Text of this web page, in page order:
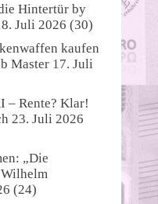
Hintertür by
Juli 2026 (30)
kaufen
Master 17. Juli
– Rente? Klar!
23. Juli 2026
„Die
Wilhelm
(24)